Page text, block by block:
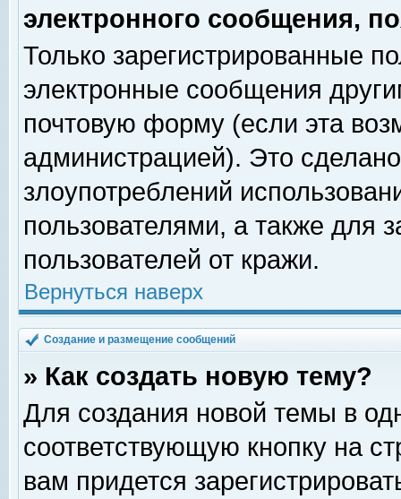
электронного сообщения,
Только зарегистрированные
электронные сообщения
почтовую форму (если эта
администрацией). Это
злоупотреблений
пользователями, а также для
пользователей от кражи.
Вернуться наверх
Создание и размещение сообщений
» Как создать новую тему?
Для создания новой темы в
соответствующую кнопку на
вам придется